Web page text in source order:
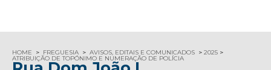
HOME FREGUESIA AVISOS, EDITAIS E COMUNICADOS 2025
ATRIBUIÇÃO DE TOPÓNIMO E NUMERAÇÃO DE POLÍCIA